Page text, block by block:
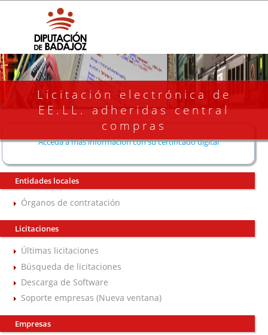
Licitación electrónica de
EE.LL. adheridas central
compras
Acceda a más información con su certificado digital
Entidades locales
Órganos de contratación
Licitaciones
Últimas licitaciones
Búsqueda de licitaciones
Descarga de Software
Soporte empresas (Nueva ventana)
Empresas